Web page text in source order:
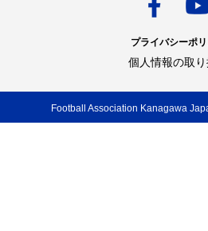
プライバシーポ
個人情報の取
Football Association Kanagawa